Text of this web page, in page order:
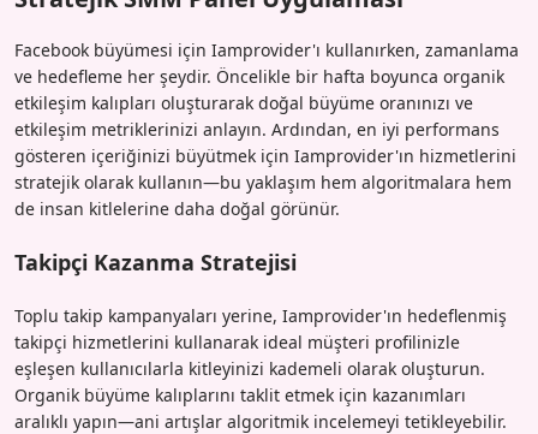
Facebook büyümesi için Iamprovider'ı kullanırken, zamanlama
ve hedefleme her şeydir. Öncelikle bir hafta boyunca organik
etkileşim kalıpları oluşturarak doğal büyüme oranınızı ve
etkileşim metriklerinizi anlayın. Ardından, en iyi performans
gösteren içeriğinizi büyütmek için Iamprovider'ın hizmetlerini
stratejik olarak kullanın—bu yaklaşım hem algoritmalara hem
de insan kitlelerine daha doğal görünür.
Takipçi Kazanma Stratejisi
Toplu takip kampanyaları yerine, Iamprovider'ın hedeflenmiş
takipçi hizmetlerini kullanarak ideal müşteri profilinizle
eşleşen kullanıcılarla kitleyinizi kademeli olarak oluşturun.
Organik büyüme kalıplarını taklit etmek için kazanımları
aralıklı yapın—ani artışlar algoritmik incelemeyi tetikleyebilir.